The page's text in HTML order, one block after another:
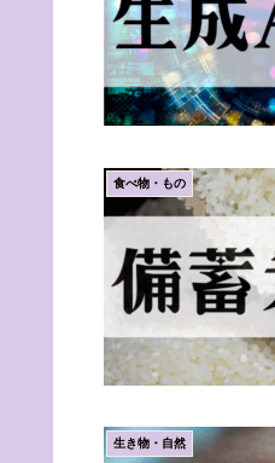
食べ物・もの
生き物・自然